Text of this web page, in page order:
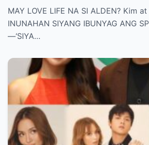
SPECIAL GIRL—‘SIYA ANG
INIINGATAN NIYA!’
MAY LOVE LIFE NA SI ALDEN? Kim
INUNAHAN SIYANG IBUNYAG ANG
—‘SIYA…